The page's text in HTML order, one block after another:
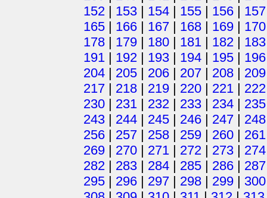
152 | 153 | 154 | 155 | 156 | 157
165 | 166 | 167 | 168 | 169 | 170
178 | 179 | 180 | 181 | 182 | 183
191 | 192 | 193 | 194 | 195 | 196
204 | 205 | 206 | 207 | 208 | 209
217 | 218 | 219 | 220 | 221 | 222
230 | 231 | 232 | 233 | 234 | 235
243 | 244 | 245 | 246 | 247 | 248
256 | 257 | 258 | 259 | 260 | 261
269 | 270 | 271 | 272 | 273 | 274
282 | 283 | 284 | 285 | 286 | 287
295 | 296 | 297 | 298 | 299 | 300